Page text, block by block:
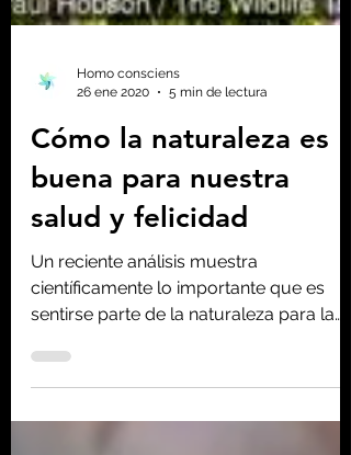
Homo consciens
26 ene 2020
5 min de lectura
Cómo la naturaleza es
buena para nuestra
salud y felicidad
sentirse parte de la naturaleza para la